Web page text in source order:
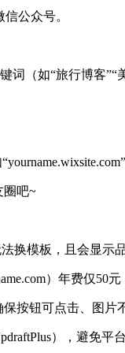
公众号。
词（如“旅行博客”“
圈吧~
换模板，且会显示
）年费仅50元
按钮可点击、图片
），避免平